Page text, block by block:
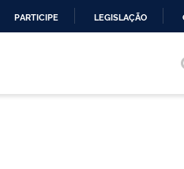
PARTICIPE LEGISLAÇÃO